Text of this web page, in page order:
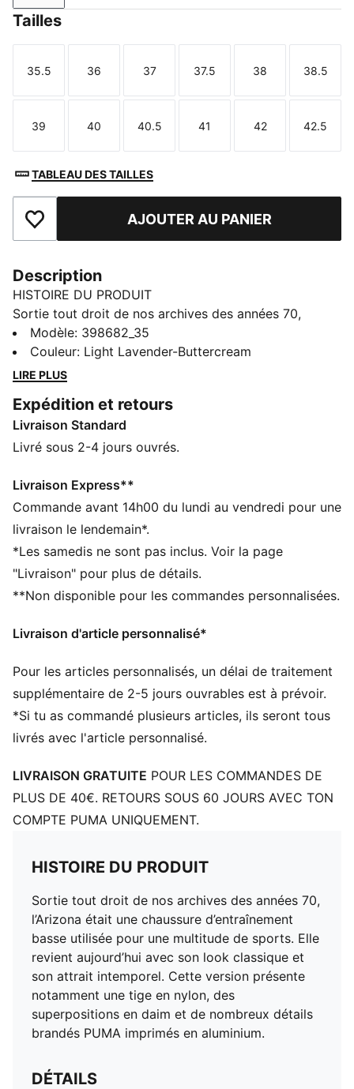
Tailles
Taille
35.5
Taille
36
Taille
37
Taille
37.5
Taille
38
Taille
38.5
Taille
39
Taille
40
Taille
40.5
Taille
41
Taille
42
Taille
42.5
TABLEAU DES TAILLES
Ajouter aux favorisAJOUTER AU PANIER
Description
HISTOIRE DU PRODUIT
Sortie tout droit de nos archives des années 70,
l’Arizona était une chaussure d’entraînement basse
utilisée pour une multitude de sports. Elle revient
aujourd’hui avec son look classique et son attrait
tige en nylon, des superpositions en daim et de
nombreux détails brandés PUMA imprimés en
aluminium.
Coupe régulière
Tige en nylon
Empeigne, talon et empiècements en daim
Semelle intermédiaire en EVA
Semelle extérieure en caoutchouc
Bande PUMA Formstrip synthétique
Modèle: 398682_35
Couleur: Light Lavender-Buttercream
LIRE PLUS
Expédition et retours
Livraison Standard
Livré sous 2-4 jours ouvrés.
Livraison Express**
Commande avant 14h00 du lundi au vendredi pour une
livraison le lendemain*.
*Les samedis ne sont pas inclus. Voir la page
"Livraison" pour plus de détails.
**Non disponible pour les commandes personnalisées.
Livraison d'article personnalisé*
Pour les articles personnalisés, un délai de traitement
supplémentaire de 2-5 jours ouvrables est à prévoir.
*Si tu as commandé plusieurs articles, ils seront tous
livrés avec l'article personnalisé.
LIVRAISON GRATUITE POUR LES COMMANDES DE
PLUS DE 40€. RETOURS SOUS 60 JOURS AVEC TON
COMPTE PUMA UNIQUEMENT.
HISTOIRE DU PRODUIT
Sortie tout droit de nos archives des années 70,
l’Arizona était une chaussure d’entraînement
basse utilisée pour une multitude de sports. Elle
revient aujourd’hui avec son look classique et
son attrait intemporel. Cette version présente
notamment une tige en nylon, des
superpositions en daim et de nombreux détails
brandés PUMA imprimés en aluminium.
DÉTAILS